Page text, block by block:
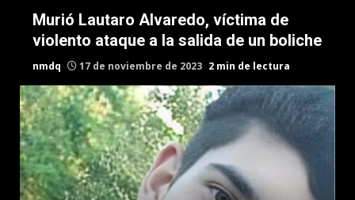
Murió Lautaro Alvaredo, víctima de
violento ataque a la salida de un boliche
nmdq 17 de noviembre de 2023 2 min de lectura